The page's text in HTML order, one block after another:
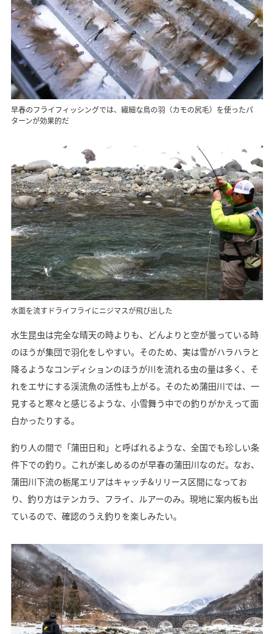
早春のフライフィッシングでは、繊細な鳥の羽（カモの尻毛）を使ったパ
ターンが効果的だ
水面を流すドライフライにニジマスが飛び出した
水生昆虫は完全な晴天の時よりも、どんよりと空が曇っている時
のほうが集団で羽化をしやすい。そのため、実は雪がハラハラと
降るようなコンディションのほうが川を流れる虫の量は多く、そ
れをエサにする渓流魚の活性も上がる。そのため蒲田川では、一
見すると寒々と感じるような、小雪舞う中での釣りがかえって面
白かったりする。
釣り人の間で「蒲田日和」と呼ばれるような、全国でも珍しい条
件下での釣り。これが楽しめるのが早春の蒲田川なのだ。なお、
蒲田川下流の栃尾エリアはキャッチ&リリース区間になってお
り、釣り方はテンカラ、フライ、ルアーのみ。現地に案内板も出
ているので、確認のうえ釣りを楽しみたい。